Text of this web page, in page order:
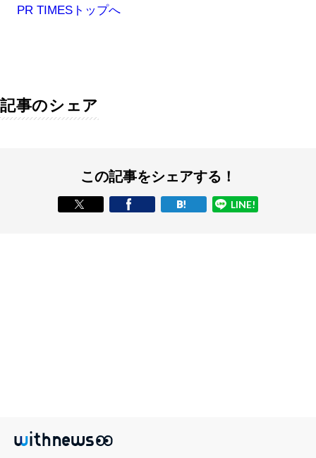
PR TIMESトップへ
記事のシェア
この記事をシェアする！
LINE!